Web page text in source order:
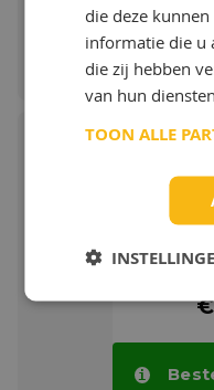
Q8
Meer info
€
die deze
informatie die u
die zij hebben
van hun
TOON ALLE